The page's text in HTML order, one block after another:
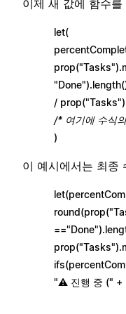
이제 새 값에 함수
let(
/
/* 여기에 수식
)
이 예시에서는 최종
"⚠️ 진행 중 (" +